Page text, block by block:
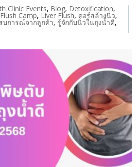
Clinic Events, Blog, Detoxification,
Camp, Liver Flush, คอร์สล้างนิ่ว,
บการณ์จากลูกค้า, รู้จักกับนิ่วในถุงน้ำดี,